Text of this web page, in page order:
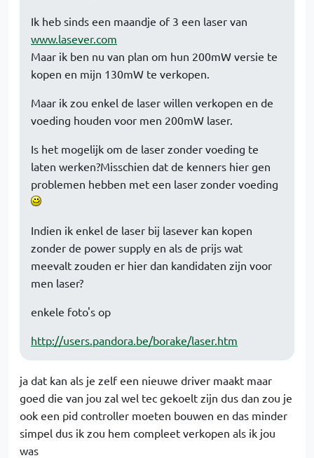
Ik heb sinds een maandje of 3 een laser van
www.lasever.com
Maar ik ben nu van plan om hun 200mW versie te
kopen en mijn 130mW te verkopen.
Maar ik zou enkel de laser willen verkopen en de
voeding houden voor men 200mW laser.
Is het mogelijk om de laser zonder voeding te
laten werken?Misschien dat de kenners hier gen
problemen hebben met een laser zonder voeding
Indien ik enkel de laser bij lasever kan kopen
zonder de power supply en als de prijs wat
meevalt zouden er hier dan kandidaten zijn voor
men laser?
enkele foto's op
http://users.pandora.be/borake/laser.htm
ja dat kan als je zelf een nieuwe driver maakt maar
goed die van jou zal wel tec gekoelt zijn dus dan zou je
ook een pid controller moeten bouwen en das minder
simpel dus ik zou hem compleet verkopen als ik jou
was